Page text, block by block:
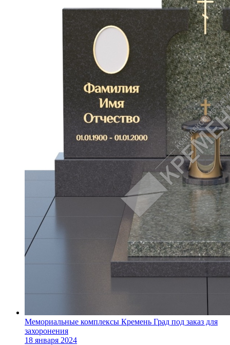
Мемориальные комплексы Кремень Град под заказ для
захоронения
18 января 2024